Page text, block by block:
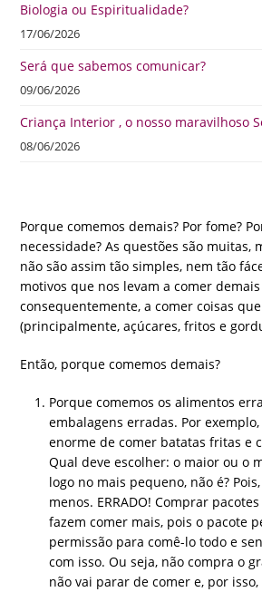
Biologia ou Espiritualidade?
17/06/2026
Será que sabemos comunicar?
09/06/2026
Criança Interior , o nosso maravilhoso
08/06/2026
Porque comemos demais? Por fome?
necessidade? As questões são muitas,
não são assim tão simples, nem tão
motivos que nos levam a comer demais
consequentemente, a comer coisas que
(principalmente, açúcares, fritos e
Então, porque comemos demais?
Porque comemos os alimentos
embalagens erradas. Por
enorme de comer batatas fritas e
Qual deve escolher: o maior ou o
logo no mais pequeno, não é?
menos. ERRADO! Comprar
fazem comer mais, pois o pacote
permissão para comê-lo todo e
com isso. Ou seja, não compra o
não vai parar de comer e, por